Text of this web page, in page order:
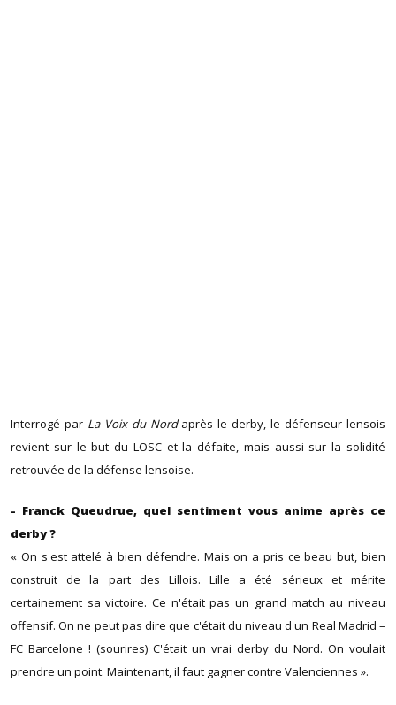
Interrogé par La Voix du Nordaprès le derby, le défenseur lensois
revient sur le but du LOSC et la défaite, mais aussi sur la solidité
retrouvée de la défense lensoise.
- Franck Queudrue, quel sentiment vous anime après ce
derby ?
« On s'est attelé à bien défendre. Mais on a pris ce beau but, bien
construit de la part des Lillois. Lille a été sérieux et mérite
certainement sa victoire. Ce n'était pas un grand match au niveau
offensif. On ne peut pas dire que c'était du niveau d'un Real Madrid –
FC Barcelone ! (sourires) C'était un vrai derby du Nord. On voulait
prendre un point. Maintenant, il faut gagner contre Valenciennes ».